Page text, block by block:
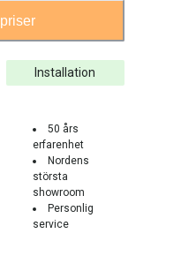
Installation
50 års
erfarenhet
Nordens
största
showroom
Personlig
service